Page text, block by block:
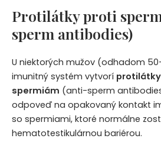
Protilátky proti
sperm antibodies)
U niektorých mužov (odhadom
imunitný systém vytvorí
spermiám (anti-sperm
odpoveď na opakovaný kontakt
so spermiami, ktoré normálne
hematotestikulárnou bariérou.